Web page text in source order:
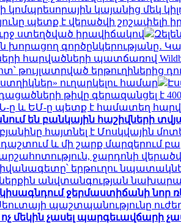
կայանից մեկ
պետք է վերածվի շոշափելի
ստեղծված իրավիճակով
գործընկերությանը․
հարվածների պատճառով
թույլատրված երթուղիներից
ուղարկելու համար
թիվը գերազանցել է
ը և ԵՄ-ը պետք է համատեղ
են բանկային հաշիվների
հայտնել է Մոսկվային
և մի շարք մարզերում
գարշահոտություն, ջարդոնի
երթուղու
ներքին անվտանգության
կիսագնդում ջերմաստիճանի նոր
​​պաշտպանությունը
ոչ մեկին չասել պարգեւավճարի